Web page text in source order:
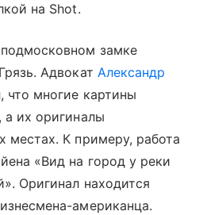
на Shot.
замке
Адвокат Александр
что многие картины
их оригиналы
местах. К примеру, работа
«Вид на город у реки
Оригинал находится
американца.